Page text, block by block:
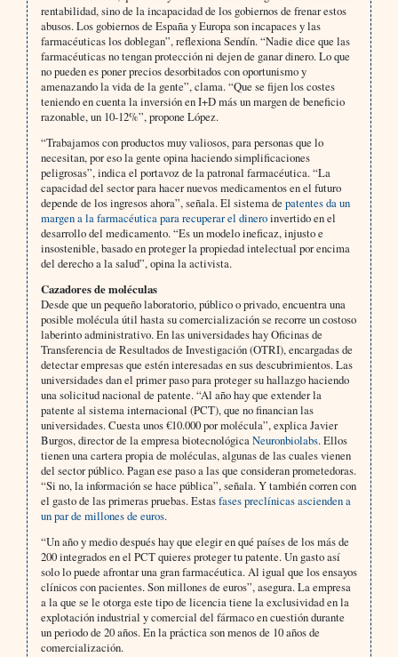
rentabilidad, sino de la incapacidad de los gobiernos de frenar estos
abusos. Los gobiernos de España y Europa son incapaces y las
farmacéuticas los doblegan”, reflexiona Sendín. “Nadie dice que las
farmacéuticas no tengan protección ni dejen de ganar dinero. Lo que
no pueden es poner precios desorbitados con oportunismo y
amenazando la vida de la gente”, clama. “Que se fijen los costes
teniendo en cuenta la inversión en I+D más un margen de beneficio
razonable, un 10-12%”, propone López.
“Trabajamos con productos muy valiosos, para personas que lo
necesitan, por eso la gente opina haciendo simplificaciones
peligrosas”, indica el portavoz de la patronal farmacéutica. “La
capacidad del sector para hacer nuevos medicamentos en el futuro
depende de los ingresos ahora”, señala. El sistema de patentes da un
margen a la farmacéutica para recuperar el dineroinvertido en el
desarrollo del medicamento. “Es un modelo ineficaz, injusto e
insostenible, basado en proteger la propiedad intelectual por encima
del derecho a la salud”, opina la activista.
Cazadores de moléculas
Desde que un pequeño laboratorio, público o privado, encuentra una
posible molécula útil hasta su comercialización se recorre un costoso
laberinto administrativo. En las universidades hay Oficinas de
Transferencia de Resultados de Investigación (OTRI), encargadas de
detectar empresas que estén interesadas en sus descubrimientos. Las
universidades dan el primer paso para proteger su hallazgo haciendo
una solicitud nacional de patente. “Al año hay que extender la
patente al sistema internacional (PCT), que no financian las
universidades. Cuesta unos €10.000 por molécula”, explica Javier
Burgos, director de la empresa biotecnológicaNeuronbiolabs. Ellos
tienen una cartera propia de moléculas, algunas de las cuales vienen
del sector público. Pagan ese paso a las que consideran prometedoras.
“Si no, la información se hace pública”, señala. Y también corren con
el gasto de las primeras pruebas. Estasfases preclínicas ascienden a
un par de millones de euros.
“Un año y medio después hay que elegir en qué países de los más de
200 integrados en el PCT quieres proteger tu patente. Un gasto así
solo lo puede afrontar una gran farmacéutica. Al igual que los ensayos
clínicos con pacientes. Son millones de euros”, asegura. La empresa
a la que se le otorga este tipo de licencia tiene la exclusividad en la
explotación industrial y comercial del fármaco en cuestión durante
un periodo de 20 años. En la práctica son menos de 10 años de
comercialización.